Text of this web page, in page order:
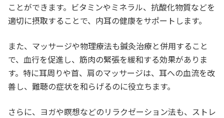
ことができます。ビタミンやミネラル、抗酸化物質などを
適切に摂取することで、内耳の健康をサポートします。
また、マッサージや物理療法も鍼灸治療と併用すること
で、血行を促進し、筋肉の緊張を緩和する効果がありま
す。特に耳周りや首、肩のマッサージは、耳への血流を改
善し、難聴の症状を和らげるのに役立ちます。
さらに、ヨガや瞑想などのリラクゼーション法も、ストレ